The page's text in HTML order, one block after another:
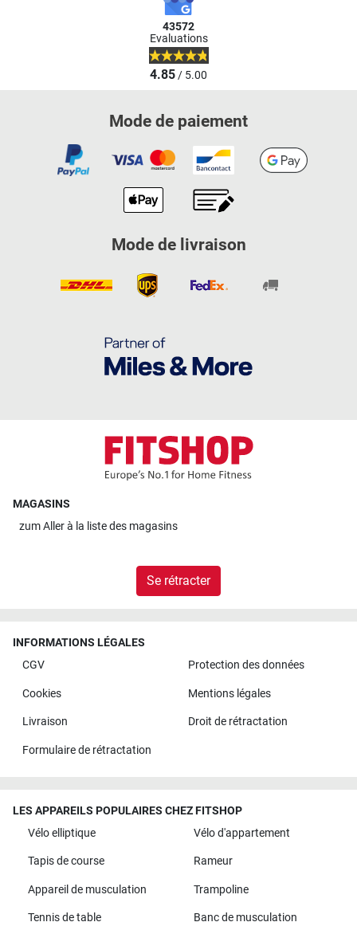
43572
Evaluations
4.85/ 5.00
Mode de paiement
Mode de livraison
MAGASINS
zumAller à la liste des magasins
Se rétracter
INFORMATIONS LÉGALES
CGV
Protection des données
Cookies Mentions légales
Livraison Droit de rétractation
Formulaire de rétractation
LES APPAREILS POPULAIRES CHEZ FITSHOP
Vélo elliptique
Vélo d'appartement
Tapis de course Rameur
Appareil de musculation Trampoline
Tennis de table Banc de musculation